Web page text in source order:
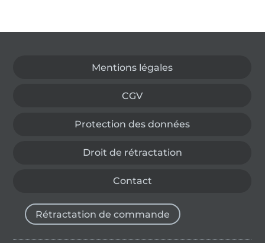
Mentions légales
CGV
Protection des données
Droit de rétractation
Contact
Rétractation de commande